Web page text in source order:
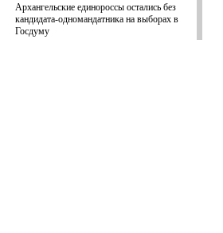
Архангельские единороссы остались без
кандидата-одномандатника на выборах в
Госдуму